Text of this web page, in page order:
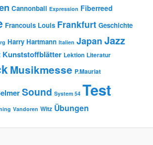
Cannonball Expression Fiberreed
Francouis Louis Frankfurt Geschichte
Harry Hartmann Italien Japan Jazz
Kunststoffblätter Lektion Literatur
Musikmesse P.Mauriat
Sound System 54 Test
Vandoren Witz Übungen